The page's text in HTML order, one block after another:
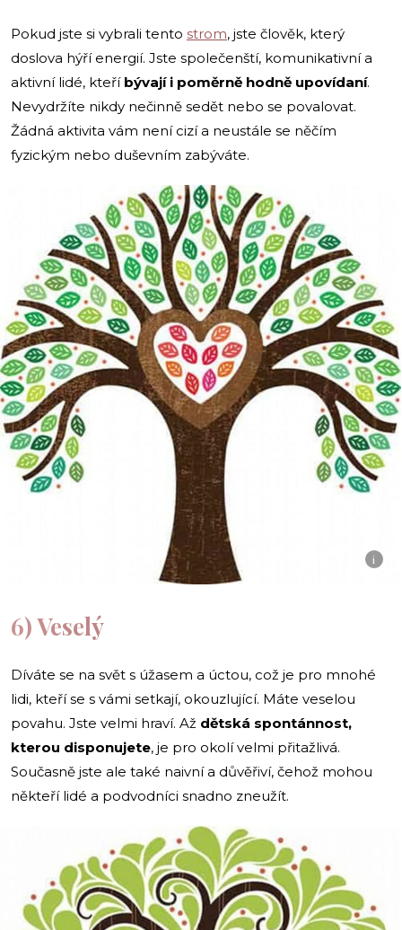
Pokud jste si vybrali tento strom, jste člověk, který
doslova hýří energií. Jste společenští, komunikativní a
aktivní lidé, kteří bývají i poměrně hodně upovídaní.
Nevydržíte nikdy nečinně sedět nebo se povalovat.
Žádná aktivita vám není cizí a neustále se něčím
fyzickým nebo duševním zabýváte.
i
6) Veselý
Díváte se na svět s úžasem a úctou, což je pro mnohé
lidi, kteří se s vámi setkají, okouzlující. Máte veselou
povahu. Jste velmi hraví. Až dětská spontánnost,
kterou disponujete, je pro okolí velmi přitažlivá.
Současně jste ale také naivní a důvěřiví, čehož mohou
někteří lidé a podvodníci snadno zneužít.